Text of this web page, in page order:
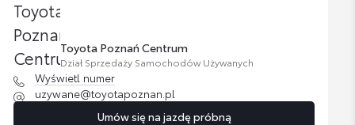
Toyota Poznań Centrum
Dział Sprzedaży Samochodów Używanych
Wyświetl numer
uzywane@toyotapoznan.pl
Umów się na jazdę próbną